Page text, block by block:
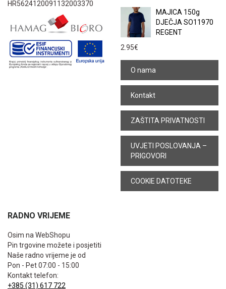
HR5624120091132003370
MAJICA 150g
DJEČJA SO11970
REGENT
2.95€
O nama
Kontakt
ZAŠTITA PRIVATNOSTI
UVJETI POSLOVANJA –
PRIGOVORI
COOKIE DATOTEKE
RADNO VRIJEME
Osim na WebShopu
Pin trgovine možete i posjetiti
Naše radno vrijeme je od
Pon - Pet 07:00 - 15:00
Kontakt telefon:
+385 (31) 617 722